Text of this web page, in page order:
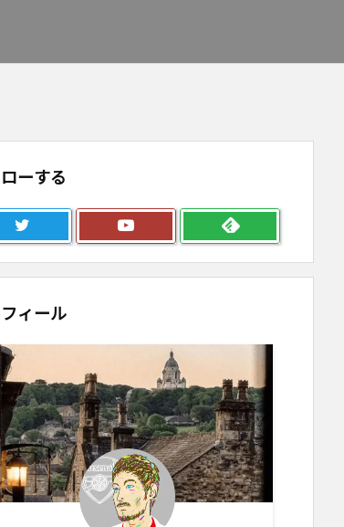
ーする
ィール